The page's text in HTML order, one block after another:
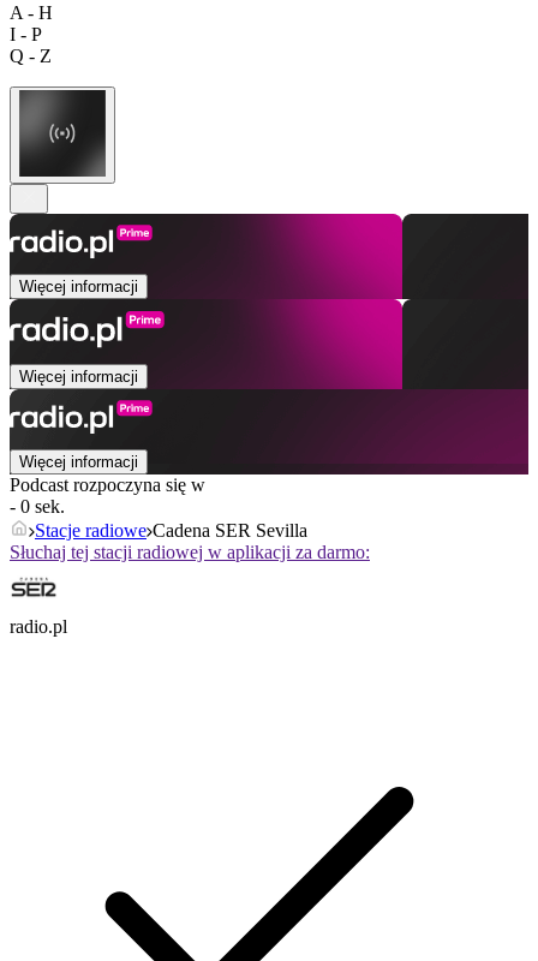
A - H
I - P
Q - Z
Więcej informacji
Więcej informacji
Więcej informacji
Podcast rozpoczyna się w
- 0 sek.
Stacje radiowe Cadena SER Sevilla
Słuchaj tej stacji radiowej w aplikacji za darmo:
radio.pl